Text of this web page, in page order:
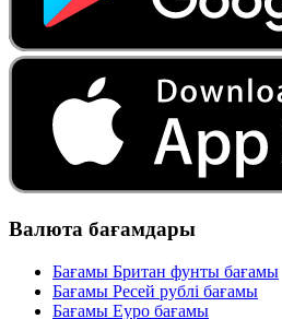
Валюта бағамдары
Бағамы Британ фунты бағамы
Бағамы Ресей рублі бағамы
Бағамы Еуро бағамы